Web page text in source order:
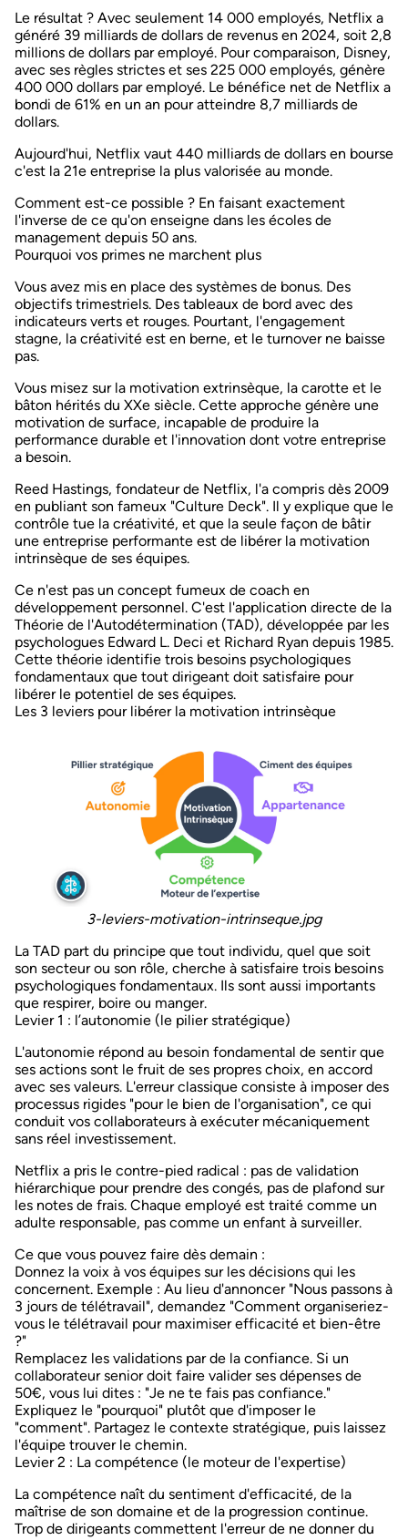
Le résultat ? Avec seulement 14 000 employés, Netflix a
généré 39 milliards de dollars de revenus en 2024, soit 2,8
millions de dollars par employé. Pour comparaison, Disney,
avec ses règles strictes et ses 225 000 employés, génère
400 000 dollars par employé. Le bénéfice net de Netflix a
bondi de 61% en un an pour atteindre 8,7 milliards de
dollars.
Aujourd'hui, Netflix vaut 440 milliards de dollars en bourse
c'est la 21e entreprise la plus valorisée au monde.
Comment est-ce possible ? En faisant exactement
l'inverse de ce qu'on enseigne dans les écoles de
management depuis 50 ans.
Pourquoi vos primes ne marchent plus
Vous avez mis en place des systèmes de bonus. Des
objectifs trimestriels. Des tableaux de bord avec des
indicateurs verts et rouges. Pourtant, l'engagement
stagne, la créativité est en berne, et le turnover ne baisse
pas.
Vous misez sur la motivation extrinsèque, la carotte et le
bâton hérités du XXe siècle. Cette approche génère une
motivation de surface, incapable de produire la
performance durable et l'innovation dont votre entreprise
a besoin.
Reed Hastings, fondateur de Netflix, l'a compris dès 2009
en publiant son fameux "Culture Deck". Il y explique que le
contrôle tue la créativité, et que la seule façon de bâtir
une entreprise performante est de libérer la motivation
intrinsèque de ses équipes.
Ce n'est pas un concept fumeux de coach en
développement personnel. C'est l'application directe de la
Théorie de l'Autodétermination (TAD), développée par les
psychologues Edward L. Deci et Richard Ryan depuis 1985.
Cette théorie identifie trois besoins psychologiques
fondamentaux que tout dirigeant doit satisfaire pour
libérer le potentiel de ses équipes.
Les 3 leviers pour libérer la motivation intrinsèque
3-leviers-motivation-intrinseque.jpg
La TAD part du principe que tout individu, quel que soit
son secteur ou son rôle, cherche à satisfaire trois besoins
psychologiques fondamentaux. Ils sont aussi importants
que respirer, boire ou manger.
Levier 1 : l’autonomie (le pilier stratégique)
L'autonomie répond au besoin fondamental de sentir que
ses actions sont le fruit de ses propres choix, en accord
avec ses valeurs. L'erreur classique consiste à imposer des
processus rigides "pour le bien de l'organisation", ce qui
conduit vos collaborateurs à exécuter mécaniquement
sans réel investissement.
Netflix a pris le contre-pied radical : pas de validation
hiérarchique pour prendre des congés, pas de plafond sur
les notes de frais. Chaque employé est traité comme un
adulte responsable, pas comme un enfant à surveiller.
Ce que vous pouvez faire dès demain :
Donnez la voix à vos équipes sur les décisions qui les
concernent. Exemple : Au lieu d'annoncer "Nous passons à
3 jours de télétravail", demandez "Comment organiseriez-
vous le télétravail pour maximiser efficacité et bien-être
?"
Remplacez les validations par de la confiance. Si un
collaborateur senior doit faire valider ses dépenses de
50€, vous lui dites : "Je ne te fais pas confiance."
Expliquez le "pourquoi" plutôt que d'imposer le
"comment". Partagez le contexte stratégique, puis laissez
l'équipe trouver le chemin.
Levier 2 : La compétence (le moteur de l'expertise)
La compétence naît du sentiment d'efficacité, de la
maîtrise de son domaine et de la progression continue.
Trop de dirigeants commettent l'erreur de ne donner du